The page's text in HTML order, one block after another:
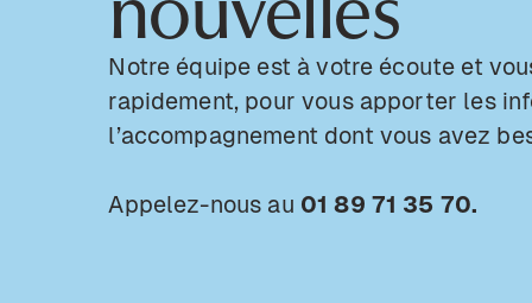
Notre équipe est à votre écoute et
rapidement, pour vous apporter les
l’accompagnement dont vous avez
Appelez-nous au 01 89 71 35 70.